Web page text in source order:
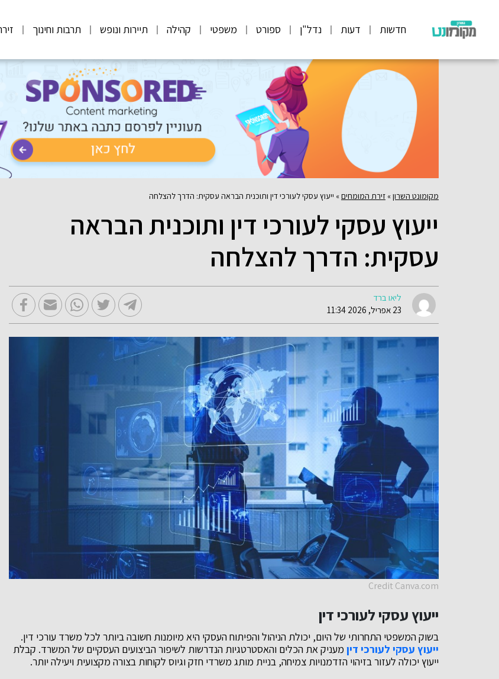
חדשות דעות נדל"ן ספורט משפטי קהילה תיירות ונופש תרבות וחינוך
מקומונט השרון» זירת המומחים» ייעוץ עסקי לעורכי דין ותוכנית הבראה עסקית: הדרך להצלחה
ייעוץ עסקי לעורכי דין ותוכנית הבראה
עסקית: הדרך להצלחה
ליאו ברד
23 אפריל, 2026 11:34
Credit Canva.com
ייעוץ עסקי לעורכי דין
בשוק המשפטי התחרותי של היום, יכולת הניהול והפיתוח העסקי היא מיומנות חשובה ביותר לכל משרד עורכי דין.
ייעוץ עסקי לעורכי דין מעניק את הכלים והאסטרטגיות הנדרשות לשיפור הביצועים העסקיים של המשרד. קבלת
ייעוץ יכולה לעזור בזיהוי הזדמנויות צמיחה, בניית מותג משרדי חזק וגיוס לקוחות בצורה מקצועית ויעילה יותר.